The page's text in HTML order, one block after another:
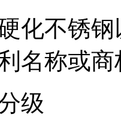
化不锈钢
名称或
级